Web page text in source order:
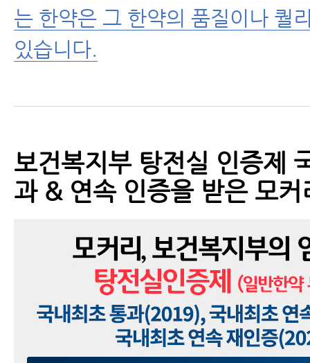
는 한약은 그 한약의 품질이나 퀄
있습니다.
보건복지부 탕전실 인증제
과 & 연속 인증을 받은 모커